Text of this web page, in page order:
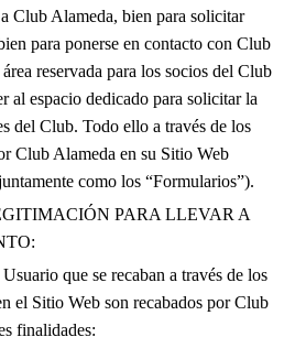
Club Alameda, bien para solicitar
para ponerse en contacto con Club
reservada para los socios del Club
al espacio dedicado para solicitar la
del Club. Todo ello a través de los
Club Alameda en su Sitio Web
como los “Formularios”).
PARA LLEVAR A
que se recaban a través de los
el Sitio Web son recabados por Club
finalidades: